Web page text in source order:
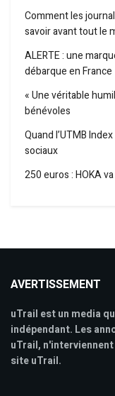
Comment les
savoir avant tout le
ALERTE : une
débarque en France
« Une véritable
bénévoles
Quand l’UTMB
sociaux
250 euros : HOKA
AVERTISSEMENT
uTrail est un media
indépendant. Les
uTrail,
site uTrail.